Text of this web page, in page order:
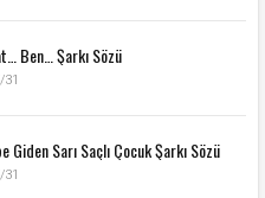
Ben… Şarkı Sözü
Giden Sarı Saçlı Çocuk Şarkı Sözü